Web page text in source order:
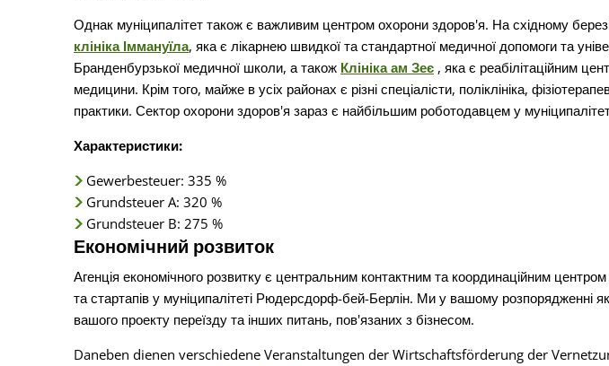
Однак муніципалітет також є важливим центром охорони здоров'я. На східному
клініка Іммануїла, яка є лікарнею швидкої та стандартної медичної допомоги та
Бранденбурзької медичної школи, а також Клініка ам Зеє , яка є реабілітаційним
медицини. Крім того, майже в усіх районах є різні спеціалісти, поліклініка,
практики. Сектор охорони здоров'я зараз є найбільшим роботодавцем у
Характеристики:
Gewerbesteuer: 335 %
Grundsteuer A: 320 %
Grundsteuer B: 275 %
Економічний розвиток
Агенція економічного розвитку є центральним контактним та координаційним центром
та стартапів у муніципалітеті Рюдерсдорф-бей-Берлін. Ми у вашому розпорядженні
вашого проекту переїзду та інших питань, пов'язаних з бізнесом.
Daneben dienen verschiedene Veranstaltungen der Wirtschaftsförderung der